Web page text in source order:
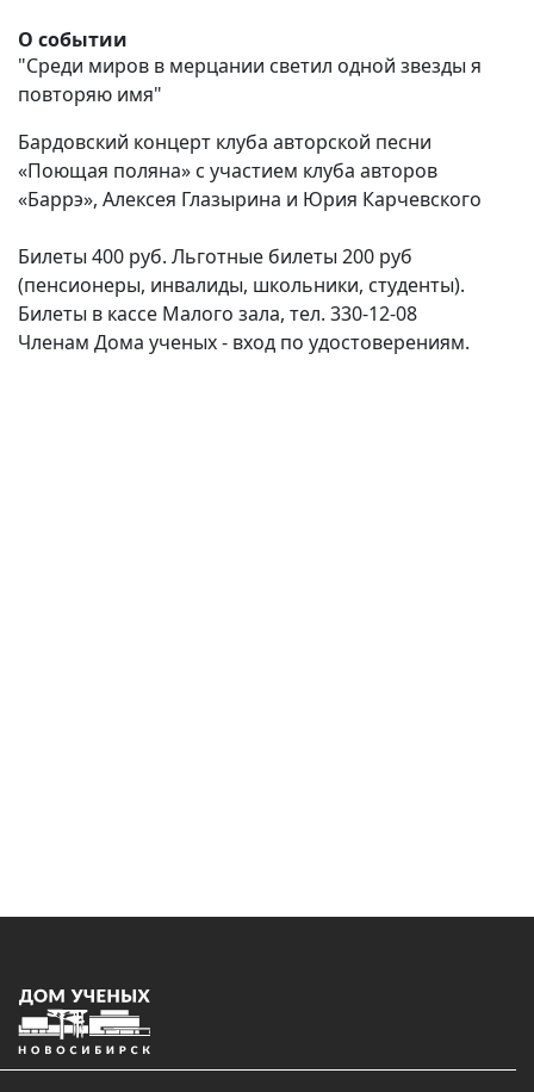
О событии
"Среди миров в мерцании светил одной звезды я
повторяю имя"
Бардовский концерт клуба авторской песни
«Поющая поляна» с участием клуба авторов
«Баррэ», Алексея Глазырина и Юрия Карчевского
Билеты 400 руб. Льготные билеты 200 руб
(пенсионеры, инвалиды, школьники, студенты).
Билеты в кассе Малого зала, тел. 330-12-08
Членам Дома ученых - вход по удостоверениям.